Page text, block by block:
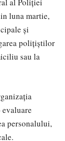
luna martie,
și
polițiștilor
sau la
personalului,